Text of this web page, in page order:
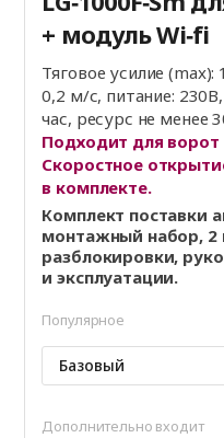
+ модуль Wi‑fi
Тяговое усилие
0,2 м/с, питание:
час, ресурс не менее
Подходит для
Скоростное
в комплекте.
Комплект поставки
монтажный набор, 2
разблокировки,
и эксплуатации.
Популярное
Базовый
Дополнительно входит